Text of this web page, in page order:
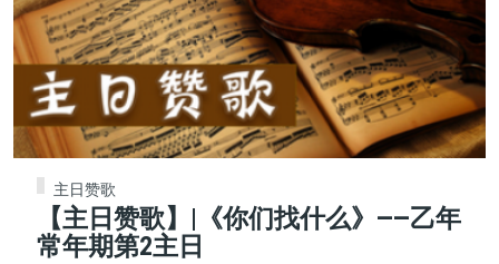
主日赞歌
【主日赞歌】|《你们找什么》——乙年
常年期第2主日